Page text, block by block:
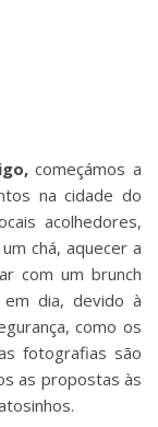
começámos a
na cidade do
acolhedores,
chá, aquecer a
com um brunch
dia, devido à
como os
fotografias são
as propostas às